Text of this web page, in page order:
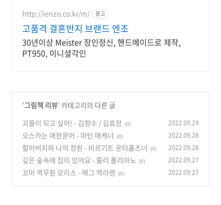
http://ienzo.co.kr/m/ 광고
고품격 결혼반지 브랜드 엔조
30년이상 Meister 장인정신, 핸드메이드로 제작,
PT950, 이니셜각인
'그림책 리뷰' 카테고리의 다른 글
괴물이 되고 싶어! - 김향수 / 김효정
(0) 2022.09.29
오스카는 애완문어 - 마틴 매케너 (0) 2022.09.28
할아버지와 나의 정원 - 비르기트 운터홀츠너 (0) 2022.09.28
깊은 숲속에 집이 있어요 - 줄리 폴리아노 (0) 2022.09.27
꼬마 역무원 모리스 - 메그 맥라렌 (0) 2022.09.27